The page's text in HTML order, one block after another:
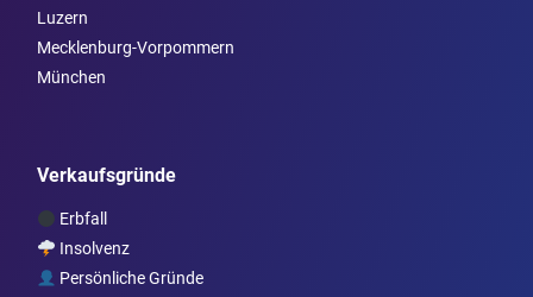
Luzern
Mecklenburg-Vorpommern
München
Verkaufsgründe
Erbfall
Insolvenz
Persönliche Gründe